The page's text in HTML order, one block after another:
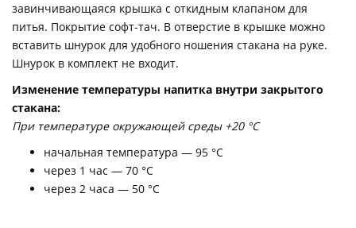
завинчивающаяся крышка с откидным клапаном для
питья. Покрытие софт-тач. В отверстие в крышке можно
вставить шнурок для удобного ношения стакана на руке.
Шнурок в комплект не входит.
Изменение температуры напитка внутри закрытого
стакана:
При температуре окружающей среды +20 °С
начальная температура — 95 °С
через 1 час — 70 °С
через 2 часа — 50 °С